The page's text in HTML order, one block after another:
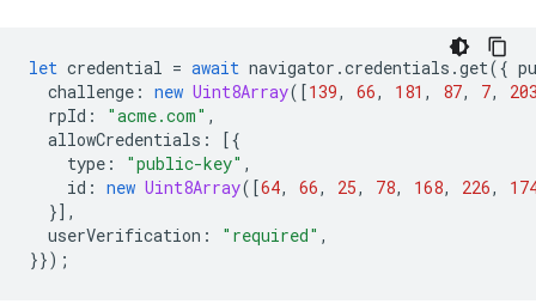
let credential = await navigator .credentials .get({
challenge : new Uint8Array([139, 66, 181 , 87, 7,
rpId : "acme.com" ,
allowCredentials :
[{
type : "public-key" ,
id : new Uint8Array([64, 66, 25, 78, 168, 226,
}],
userVerification : "required" ,
}});